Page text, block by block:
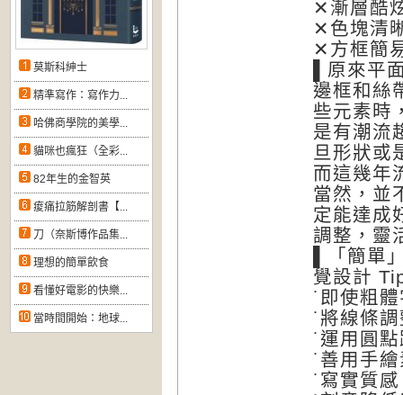
莫斯科紳士
精準寫作：寫作力...
哈佛商學院的美學...
貓咪也瘋狂（全彩...
82年生的金智英
痠痛拉筋解剖書【...
刀（奈斯博作品集...
理想的簡單飲食
看懂好電影的快樂...
當時間開始：地球...
✕漸層酷
✕色塊清
✕方框簡
▌原來平
邊框和絲
些元素時
是有潮流
旦形狀或
而這幾年
當然，並
定能達成
調整，靈
▌「簡單
覺設計
˙即使粗
˙將線條
˙運用圓
˙善用手
˙寫實質